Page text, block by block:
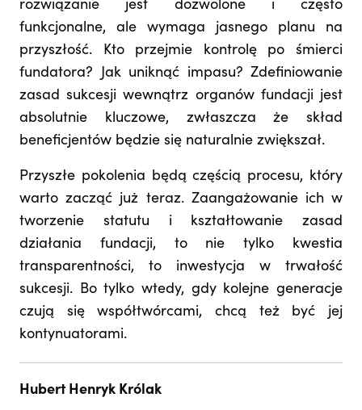
rozwiązanie jest dozwolone i często
funkcjonalne, ale wymaga jasnego planu na
przyszłość. Kto przejmie kontrolę po śmierci
fundatora? Jak uniknąć impasu? Zdefiniowanie
zasad sukcesji wewnątrz organów fundacji jest
absolutnie kluczowe, zwłaszcza że skład
beneficjentów będzie się naturalnie zwiększał.
Przyszłe pokolenia będą częścią procesu, który
warto zacząć już teraz. Zaangażowanie ich w
tworzenie statutu i kształtowanie zasad
działania fundacji, to nie tylko kwestia
transparentności, to inwestycja w trwałość
sukcesji. Bo tylko wtedy, gdy kolejne generacje
czują się współtwórcami, chcą też być jej
kontynuatorami.
Hubert Henryk Królak